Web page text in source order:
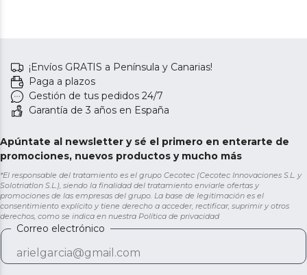
¡Envíos GRATIS a Península y Canarias!
Paga a plazos
Gestión de tus pedidos 24/7
Garantía de 3 años en España
Apúntate al newsletter y sé el primero en enterarte de
promociones, nuevos productos y mucho más
*El responsable del tratamiento es el grupo Cecotec (Cecotec Innovaciones S.L. y
Solotriatlon S.L.), siendo la finalidad del tratamiento enviarle ofertas y
promociones de las empresas del grupo. La base de legitimación es el
consentimiento explícito y tiene derecho a acceder, rectificar, suprimir y otros
derechos, como se indica en nuestra Política de privacidad
Correo electrónico